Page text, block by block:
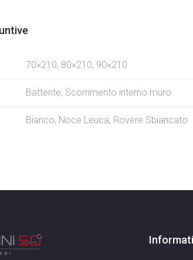
70×210, 80×210, 90×210
Battente, Scorrimento interno muro
Bianco, Noce Leuca, Rovere Sbiancato